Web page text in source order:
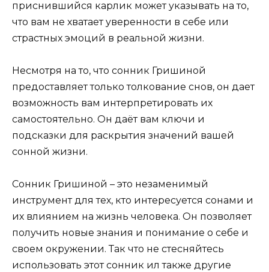
приснившийся карлик может указывать на то,
что вам не хватает уверенности в себе или
страстных эмоций в реальной жизни.
Несмотря на то, что сонник Гришиной
предоставляет только толкование снов, он дает
возможность вам интерпретировать их
самостоятельно. Он даёт вам ключи и
подсказки для раскрытия значений вашей
сонной жизни.
Сонник Гришиной – это незаменимый
инструмент для тех, кто интересуется сонами и
их влиянием на жизнь человека. Он позволяет
получить новые знания и понимание о себе и
своем окружении. Так что не стесняйтесь
использовать этот сонник ил также другие